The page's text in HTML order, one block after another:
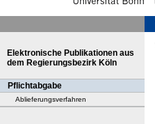
Elektronische Publikationen aus
dem Regierungsbezirk Köln
Pflichtabgabe
Ablieferungsverfahren